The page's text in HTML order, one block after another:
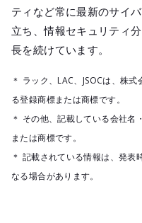
ティなど常に最新のサイ
立ち、情報セキュリティ
長を続けています。
＊ ラック、LAC、JSOCは、株
る登録商標または商標です。
＊ その他、記載している会社名
または商標です。
＊ 記載されている情報は、発表
なる場合があります。